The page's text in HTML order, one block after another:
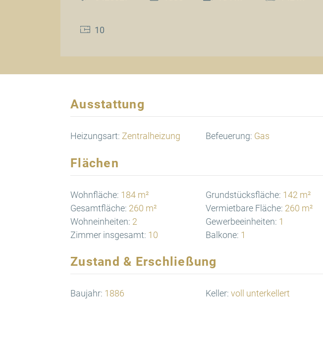
10
Ausstattung
Heizungsart: Zentralheizung Befeuerung: Gas
Flächen
Wohnfläche: 184 m² Grundstücksfläche: 142 m²
Gesamtfläche: 260 m² Vermietbare Fläche: 260 m²
Wohneinheiten: 2 Gewerbeeinheiten: 1
Zimmer insgesamt: 10 Balkone: 1
Zustand & Erschließung
Baujahr: 1886 Keller: voll unterkellert